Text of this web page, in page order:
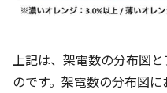
上記は、架電数の分布図
のです。架電数の分布図